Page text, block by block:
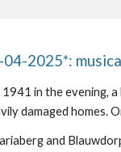
2025*:
in the evening,
damaged homes.
and